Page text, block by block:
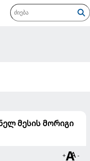
მესის მორიგი
+ -